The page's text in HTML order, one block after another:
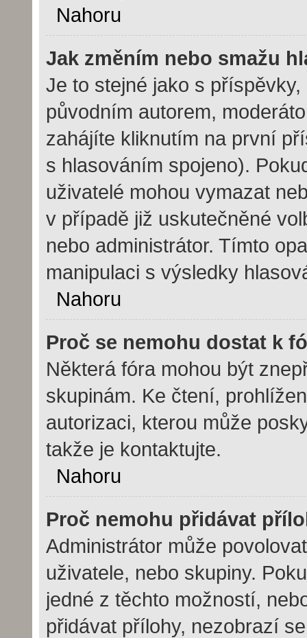
Nahoru
Jak změním nebo smažu
Je to stejné jako s
původním autorem,
zahájíte kliknutím na první
s hlasováním spojeno).
uživatelé mohou vymazat
v případě již uskutečněné
nebo administrátor. Tímto
manipulaci s výsledky
Nahoru
Proč se nemohu dostat k
Některá fóra mohou být
skupinám. Ke čtení,
autorizaci, kterou může
takže je kontaktujte.
Nahoru
Proč nemohu přidávat
Administrátor může
uživatele, nebo skupiny.
jedné z těchto možností,
přidávat přílohy, nezobrazí